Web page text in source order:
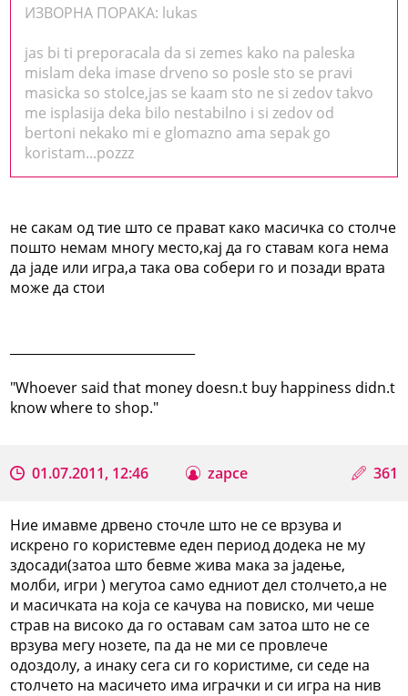
ИЗВОРНА ПОРАКА: lukas
jas bi ti preporacala da si zemes kako na paleska
mislam deka imase drveno so posle sto se pravi
masicka so stolce,jas se kaam sto ne si zedov takvo
me isplasija deka bilo nestabilno i si zedov od
bertoni nekako mi e glomazno ama sepak go
koristam...pozzz
не сакам од тие што се прават како масичка со столче
пошто немам многу место,кај да го ставам кога нема
да јаде или игра,а така ова собери го и позади врата
може да стои
"Whoever said that money doesn.t buy happiness didn.t
know where to shop."
01.07.2011, 12:46 zapce 361
Ние имавме дрвено сточле што не се врзува и
искрено го користевме еден период додека не му
здосади(затоа што бевме жива мака за јадење,
молби, игри ) мегутоа само едниот дел столчето,а не
и масичката на која се качува на повиско, ми чеше
страв на високо да го оставам сам затоа што не се
врзува мегу нозете, па да не ми се провлече
одоздолу, а инаку сега си го користиме, си седе на
столчето на масичето има играчки и си игра на нив